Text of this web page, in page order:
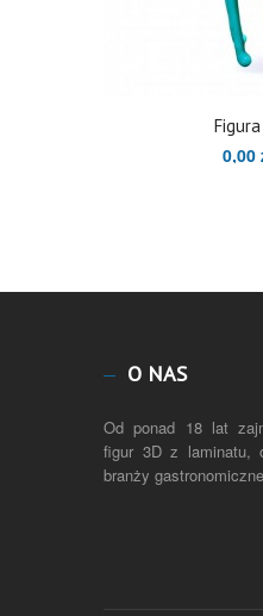
0,00
O NAS
Od ponad 18 lat
figur 3D z laminatu,
branży